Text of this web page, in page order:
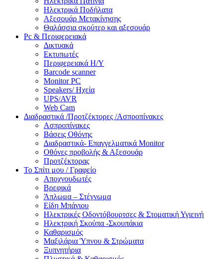
Ηλεκτρικά Ποδήλατα
Αξεσουάρ Μετακίνησης
Θαλάσσια σκούτερ και αξεσουάρ
Pc & Περιφερειακά
Δικτυακά
Εκτυπωτές
Περιφερειακά Η/Υ
Barcode scanner
Monitor PC
Speakers/ Ηχεία
UPS/AVR
Web Cam
Διαδραστικά /Προτζέκτορες /Ασπροπίνακες
Ασπροπίνακες
Βάσεις Οθόνης
Διαδραστικά- Επαγγελματικά Monitor
Οθόνες προβολής & Αξεσουάρ
Προτζέκτορας
Το Σπίτι μου / Γραφείο
Αποχνουδωτές
Βρεφικά
Άπλωμα – Στέγνωμα
Είδη Μπάνιου
Ηλεκτρικές Οδοντόβουρτσες & Στοματική Υγιεινή
Ηλεκτρική Σκούπα -Σκουπάκια
Καθαρισμός
Μαξιλάρια Ύπνου & Στρώματα
Ξυπνητήρια